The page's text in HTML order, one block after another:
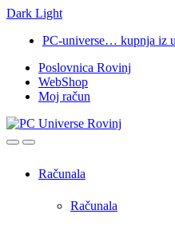
Dark Light
navigation
content
PC-universe… kupnja iz
Poslovnica Rovinj
WebShop
Moj račun
OpenClose
Računala
Računala